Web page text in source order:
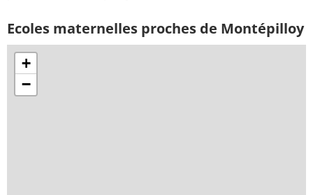
Ecoles maternelles proches de Montépilloy
+
−